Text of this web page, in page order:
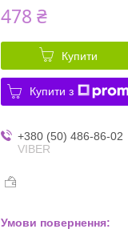
478 ₴
Купити
Купити з
+380 (50) 486-86-02
VIBER